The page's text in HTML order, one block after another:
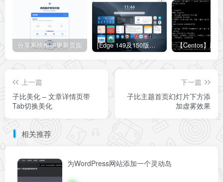
分享系统维护更新页面 [Edge 149及150版本适用]怎么禁用Edge浏览器的圆角设计？Edge浏览器关闭圆角设计教程
上一篇
子比美化 – 文章详情页带
Tab切换美化
下一篇
子比主题首页幻灯片下方添
加虚雾效果
相关推荐
为WordPress网站添加一个灵动岛